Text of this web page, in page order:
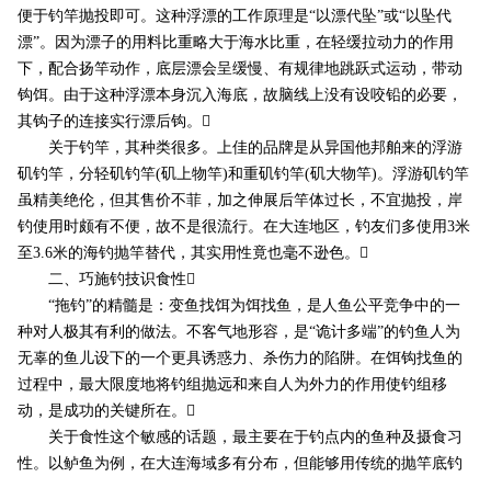
便于钓竿抛投即可。这种浮漂的工作原理是“以漂代坠”或“以坠代
漂”。因为漂子的用料比重略大于海水比重，在轻缓拉动力的作用
下，配合扬竿动作，底层漂会呈缓慢、有规律地跳跃式运动，带动
钩饵。由于这种浮漂本身沉入海底，故脑线上没有设咬铅的必要，
其钩子的连接实行漂后钩。
关于钓竿，其种类很多。上佳的品牌是从异国他邦舶来的浮游
矶钓竿，分轻矶钓竿(矶上物竿)和重矶钓竿(矶大物竿)。浮游矶钓竿
虽精美绝伦，但其售价不菲，加之伸展后竿体过长，不宜抛投，岸
钓使用时颇有不便，故不是很流行。在大连地区，钓友们多使用3米
至3.6米的海钓抛竿替代，其实用性竟也毫不逊色。
二、巧施钓技识食性
“拖钓”的精髓是：变鱼找饵为饵找鱼，是人鱼公平竞争中的一
种对人极其有利的做法。不客气地形容，是“诡计多端”的钓鱼人为
无辜的鱼儿设下的一个更具诱惑力、杀伤力的陷阱。在饵钩找鱼的
过程中，最大限度地将钓组抛远和来自人为外力的作用使钓组移
动，是成功的关键所在。
关于食性这个敏感的话题，最主要在于钓点内的鱼种及摄食习
性。以鲈鱼为例，在大连海域多有分布，但能够用传统的抛竿底钓